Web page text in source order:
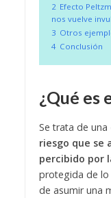
2 Efecto
nos vuelve
3 Otros
4 Conclusión
¿Qué es
Se trata de una
riesgo que se
percibido por
protegida de lo
de asumir una